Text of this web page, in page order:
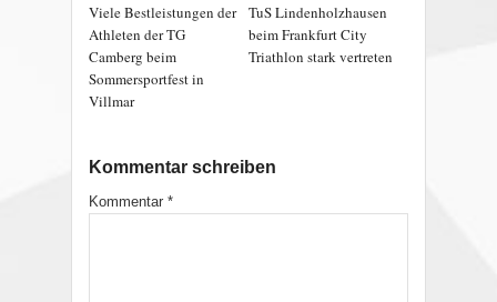
Viele Bestleistungen der
Athleten der TG
Camberg beim
Sommersportfest in
Villmar
TuS Lindenholzhausen
beim Frankfurt City
Triathlon stark vertreten
Kommentar schreiben
Kommentar *